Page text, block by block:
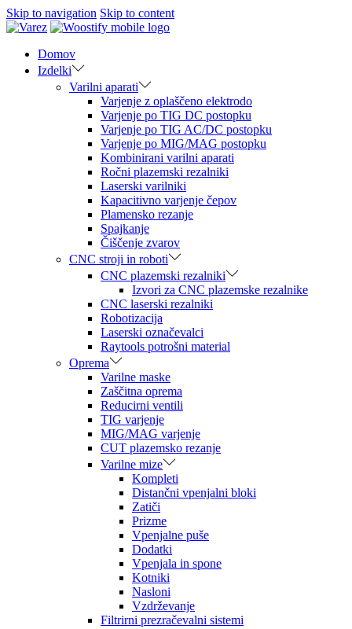
Skip to navigation Skip to content
Domov
Izdelki
Varilni aparati
Varjenje z oplaščeno elektrodo
Varjenje po TIG DC postopku
Varjenje po TIG AC/DC postopku
Varjenje po MIG/MAG postopku
Kombinirani varilni aparati
Ročni plazemski rezalniki
Laserski varilniki
Kapacitivno varjenje čepov
Plamensko rezanje
Spajkanje
Čiščenje zvarov
CNC stroji in roboti
CNC plazemski rezalniki
Izvori za CNC plazemske rezalnike
CNC laserski rezalniki
Robotizacija
Laserski označevalci
Raytools potrošni material
Oprema
Varilne maske
Zaščitna oprema
Reducirni ventili
TIG varjenje
MIG/MAG varjenje
CUT plazemsko rezanje
Varilne mize
Kompleti
Distančni vpenjalni bloki
Zatiči
Prizme
Vpenjalne puše
Dodatki
Vpenjala in spone
Kotniki
Nasloni
Vzdrževanje
Filtrirni prezračevalni sistemi